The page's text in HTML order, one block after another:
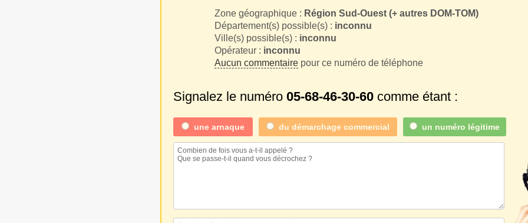
Zone géographique : Région Sud-Ouest (+ autres DOM-TOM)
Département(s) possible(s) : inconnu
Ville(s) possible(s) : inconnu
Opérateur : inconnu
Aucun commentairepour ce numéro de téléphone
Signalez le numéro 05-68-46-30-60 comme étant :
une arnaque du démarchage commercial un numéro légitime